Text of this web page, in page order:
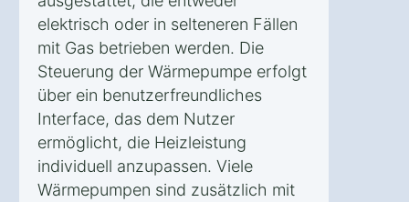
elektrisch oder in selteneren Fällen
mit Gas betrieben werden. Die
Steuerung der Wärmepumpe erfolgt
über ein benutzerfreundliches
Interface, das dem Nutzer
ermöglicht, die Heizleistung
individuell anzupassen. Viele
Wärmepumpen sind zusätzlich mit